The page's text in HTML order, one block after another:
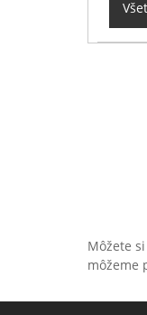
Môžete
môžeme